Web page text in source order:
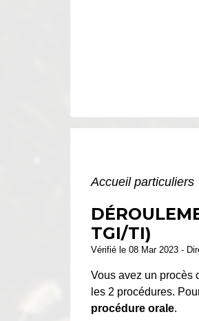
Accueil particuliers
TGI/TI)
Vérifié le 08 Mar 2023 -
Vous avez un procès
les 2 procédures.
procédure orale.